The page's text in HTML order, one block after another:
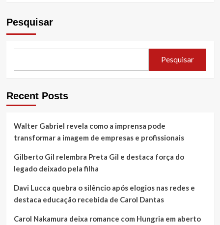
Pesquisar
Pesquisar
Recent Posts
Walter Gabriel revela como a imprensa pode
transformar a imagem de empresas e profissionais
Gilberto Gil relembra Preta Gil e destaca força do
legado deixado pela filha
Davi Lucca quebra o silêncio após elogios nas redes e
destaca educação recebida de Carol Dantas
Carol Nakamura deixa romance com Hungria em aberto